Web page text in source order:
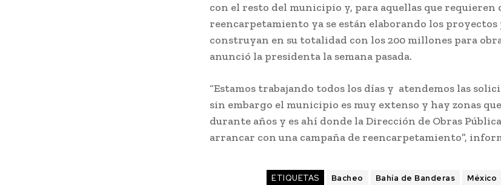
con el resto del municipio y, para aquellas que requieren
reencarpetamiento ya se están elaborando los proyectos
construyan en su totalidad con los 200 millones para
anunció la presidenta la semana pasada.
“Estamos trabajando todos los días y atendemos las
sin embargo el municipio es muy extenso y hay zonas
durante años y es ahí donde la Dirección de Obras
arrancar con una campaña de reencarpetamiento”,
ETIQUETAS Bacheo Bahía de Banderas México